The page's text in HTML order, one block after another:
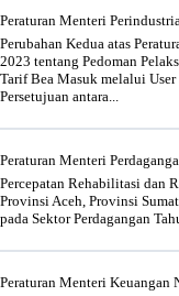
Peraturan Menteri
Perubahan Kedua atas
2023 tentang Pedoman
Tarif Bea Masuk melalui
Persetujuan antara...
Peraturan Menteri
Percepatan Rehabilitasi dan
Provinsi Aceh, Provinsi
pada Sektor Perdagangan
Peraturan Menteri Keuangan